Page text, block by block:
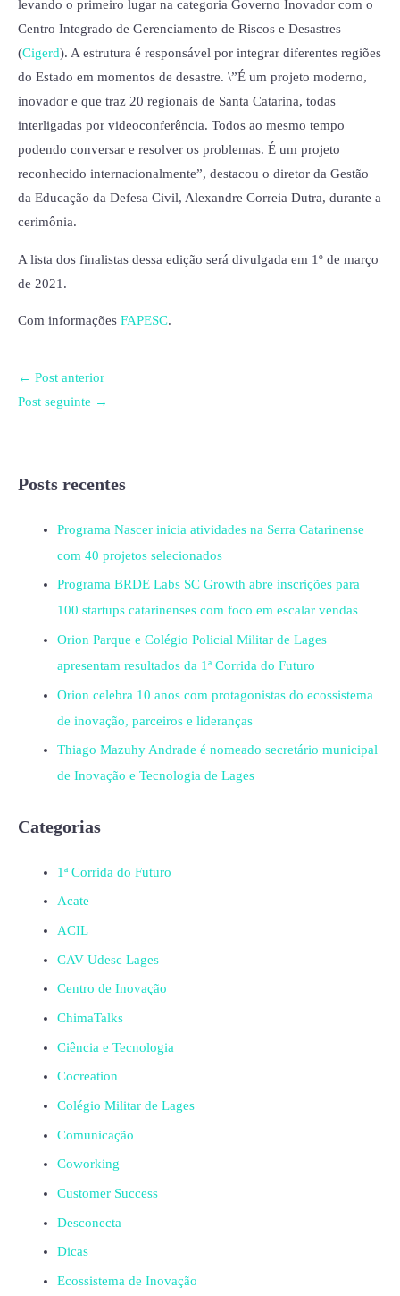
levando o primeiro lugar na categoria Governo Inovador com o
Centro Integrado de Gerenciamento de Riscos e Desastres
(Cigerd). A estrutura é responsável por integrar diferentes regiões
do Estado em momentos de desastre. \”É um projeto moderno,
inovador e que traz 20 regionais de Santa Catarina, todas
interligadas por videoconferência. Todos ao mesmo tempo
podendo conversar e resolver os problemas. É um projeto
reconhecido internacionalmente”, destacou o diretor da Gestão
da Educação da Defesa Civil, Alexandre Correia Dutra, durante a
cerimônia.
A lista dos finalistas dessa edição será divulgada em 1º de março
de 2021.
Com informações FAPESC.
← Post anterior
Post seguinte →
Posts recentes
Programa Nascer inicia atividades na Serra Catarinense
com 40 projetos selecionados
Programa BRDE Labs SC Growth abre inscrições para
100 startups catarinenses com foco em escalar vendas
Orion Parque e Colégio Policial Militar de Lages
apresentam resultados da 1ª Corrida do Futuro
Orion celebra 10 anos com protagonistas do ecossistema
de inovação, parceiros e lideranças
Thiago Mazuhy Andrade é nomeado secretário municipal
de Inovação e Tecnologia de Lages
Categorias
1ª Corrida do Futuro
Acate
ACIL
CAV Udesc Lages
Centro de Inovação
ChimaTalks
Ciência e Tecnologia
Cocreation
Colégio Militar de Lages
Comunicação
Coworking
Customer Success
Desconecta
Dicas
Ecossistema de Inovação